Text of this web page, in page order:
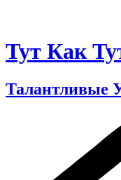
Тут Как
Талантливые